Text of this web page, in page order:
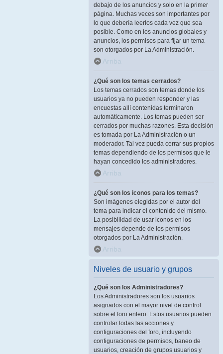
debajo de los anuncios y solo en la primer
página. Muchas veces son importantes por
lo que debería leerlos cada vez que sea
posible. Como en los anuncios globales y
anuncios, los permisos para fijar un tema
son otorgados por La Administración.
Arriba
¿Qué son los temas cerrados?
Los temas cerrados son temas donde los
usuarios ya no pueden responder y las
encuestas allí contenidas terminaron
automáticamente. Los temas pueden ser
cerrados por muchas razones. Esta decisión
es tomada por La Administración o un
moderador. Tal vez pueda cerrar sus propios
temas dependiendo de los permisos que le
hayan concedido los administradores.
Arriba
¿Qué son los iconos para los temas?
Son imágenes elegidas por el autor del
tema para indicar el contenido del mismo.
La posibilidad de usar iconos en los
mensajes depende de los permisos
otorgados por La Administración.
Arriba
Niveles de usuario y grupos
¿Qué son los Administradores?
Los Administradores son los usuarios
asignados con el mayor nivel de control
sobre el foro entero. Estos usuarios pueden
controlar todas las acciones y
configuraciones del foro, incluyendo
configuraciones de permisos, baneo de
usuarios, creación de grupos usuarios y